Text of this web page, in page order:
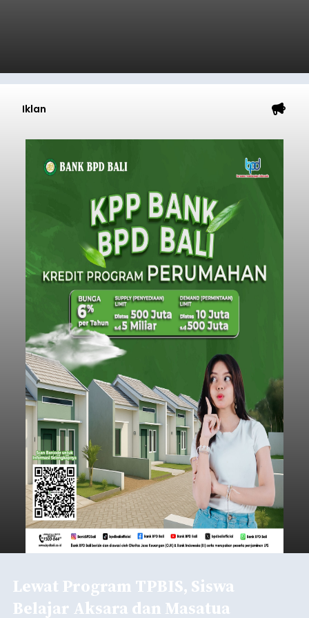
Iklan
Lewat Program TPBIS, Siswa
Belajar Aksara dan Masatua